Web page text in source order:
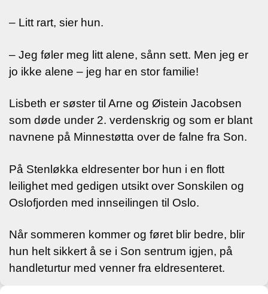
– Litt rart, sier hun.
– Jeg føler meg litt alene, sånn sett. Men jeg er
jo ikke alene – jeg har en stor familie!
Lisbeth er søster til Arne og Øistein Jacobsen
som døde under 2. verdenskrig og som er blant
navnene på Minnestøtta over de falne fra Son.
På Stenløkka eldresenter bor hun i en flott
leilighet med gedigen utsikt over Sonskilen og
Oslofjorden med innseilingen til Oslo.
Når sommeren kommer og føret blir bedre, blir
hun helt sikkert å se i Son sentrum igjen, på
handleturtur med venner fra eldresenteret.